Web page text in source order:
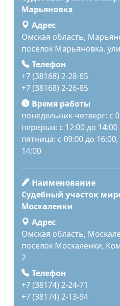
Марьяновка
Адрес
Омская область,
поселок Марьяновка,
Телефон
+7 (38168) 2-28-65
+7 (38168) 2-26-85
Время работы
понедельник-четверг: с
перерыв: с 12:00 до 14:00
пятница: с 09:00 до
14:00
Наименование
Судебный участок
Москаленки
Адрес
Омская область,
поселок Москаленки,
2
Телефон
+7 (38174) 2-24-71
+7 (38174) 2-13-94